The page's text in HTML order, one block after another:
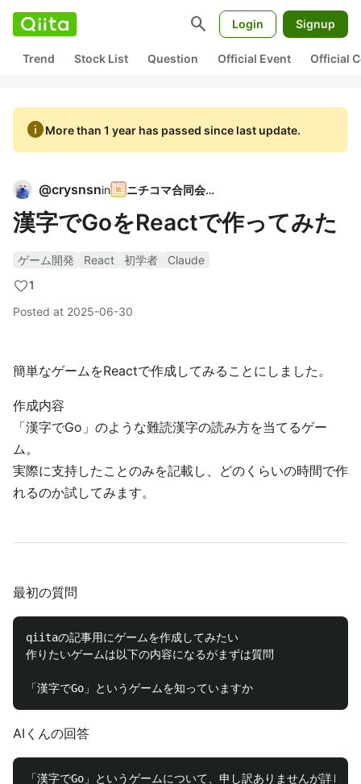
search Login Signup
Trend Stock List Question Official Event Official
infoMore than 1 year has passed since last update.
@crysnsnin ニチコマ合同会社
漢字でGoをReactで作ってみた
ゲーム開発 React 初学者
Claude
1
Posted at 2025-06-30
簡単なゲームをReactで作成してみることにしました。
作成内容
「漢字でGo」のような難読漢字の読み方を当てるゲー
ム。
実際に支持したことのみを記載し、どのくらいの時間で作
れるのか試してみます。
最初の質問
qiitaの記事用にゲームを作成してみたい
作りたいゲームは以下の内容になるがまずは質問
AIくんの回答